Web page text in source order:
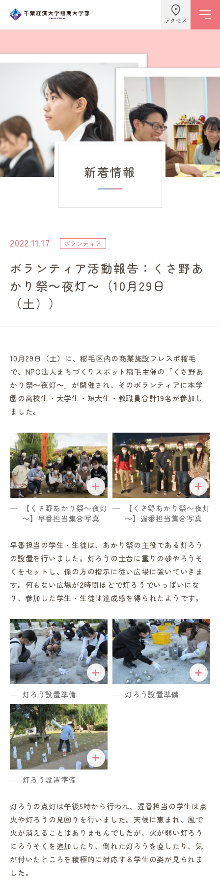
アクセス
学校情報
ビジネスライフ学科
こども学科
キャンパスライフ
進路・就職情報
レンガ棟について
受験生のみなさまへ
高校の先生方へ
地域・一般の方へ
in Campus
総合図書館
プライバシーポリシー
新着情報
2022.11.17 ボランティア
ボランティア活動報告：くさ野あ
かり祭～夜灯～（10月29日
（土））
10月29日（土）に、稲毛区内の商業施設フレスポ稲毛
で、NPO法人まちづくりスポット稲毛主催の「くさ野あ
かり祭～夜灯～」が開催され、そのボランティアに本学
園の高校生・大学生・短大生・教職員合計19名が参加し
ました。
【くさ野あかり祭～夜灯
～】早番担当集合写真
【くさ野あかり祭～夜灯
～】遅番担当集合写真
早番担当の学生・生徒は、あかり祭の主役である灯ろう
の設置を行いました。灯ろうの土台に重りの砂やろうそ
くをセットし、係の方の指示に従い広場に置いていきま
す。何もない広場が2時間ほどで灯ろうでいっぱいにな
り、参加した学生・生徒は達成感を得られたようです。
灯ろう設置準備 灯ろう設置準備
灯ろう設置準備
灯ろうの点灯は午後5時から行われ、遅番担当の学生は点
火や灯ろうの見回りを行いました。天候に恵まれ、風で
火が消えることはありませんでしたが、火が弱い灯ろう
にろうそくを追加したり、倒れた灯ろうを直したり、気
が付いたところを積極的に対応する学生の姿が見られま
した。